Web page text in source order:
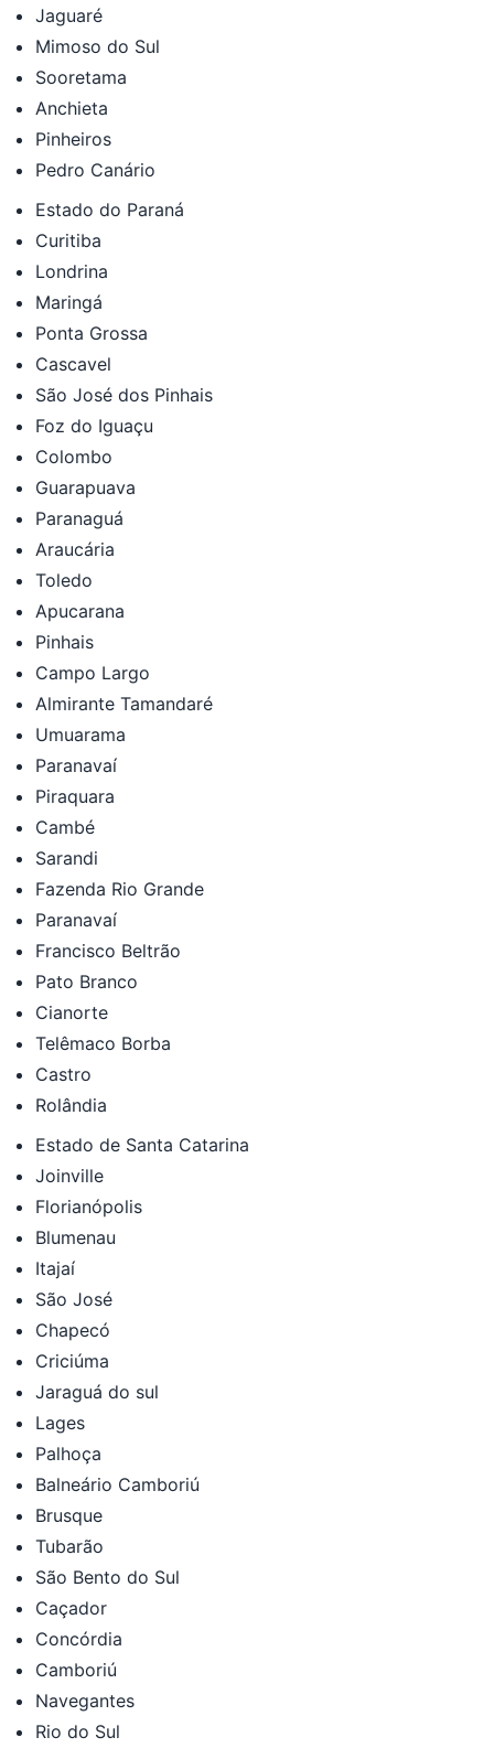
Jaguaré
Mimoso do Sul
Sooretama
Anchieta
Pinheiros
Pedro Canário
Estado do Paraná
Curitiba
Londrina
Maringá
Ponta Grossa
Cascavel
São José dos Pinhais
Foz do Iguaçu
Colombo
Guarapuava
Paranaguá
Araucária
Toledo
Apucarana
Pinhais
Campo Largo
Almirante Tamandaré
Umuarama
Paranavaí
Piraquara
Cambé
Sarandi
Fazenda Rio Grande
Paranavaí
Francisco Beltrão
Pato Branco
Cianorte
Telêmaco Borba
Castro
Rolândia
Estado de Santa Catarina
Joinville
Florianópolis
Blumenau
Itajaí
São José
Chapecó
Criciúma
Jaraguá do sul
Lages
Palhoça
Balneário Camboriú
Brusque
Tubarão
São Bento do Sul
Caçador
Concórdia
Camboriú
Navegantes
Rio do Sul